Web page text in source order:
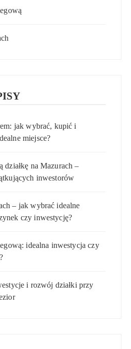
jak wybrać, kupić i
miejsce?
działkę na Mazurach –
inwestorów
– jak wybrać idealne
czy inwestycję?
idealna inwestycja czy
i rozwój działki przy